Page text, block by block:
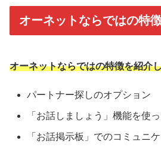
オーネットならではの特
オーネットならではの特徴を紹介
パートナー探しのオプション
「お話しましょう」機能を使
「お話掲示板」でのコミュニ